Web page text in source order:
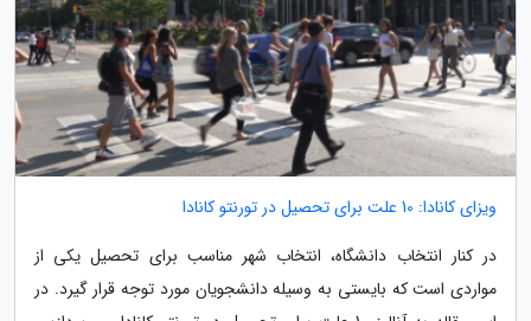
ویزای کانادا: 10 علت برای تحصیل در تورنتو کانادا
در کنار انتخاب دانشگاه، انتخاب شهر مناسب برای تحصیل یکی از
مواردی است که بایستی به وسیله دانشجویان مورد توجه قرار گیرد. در